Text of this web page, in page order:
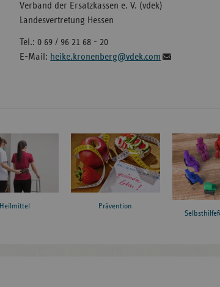
Verband der Ersatzkassen e. V. (vdek)
Landesvertretung Hessen
Tel.: 0 69 / 96 21 68 - 20
E-Mail: heike.kronenberg@vdek.com
Heilmittel
Prävention